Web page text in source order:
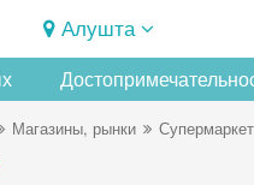
Алушта
Магазины, рынки